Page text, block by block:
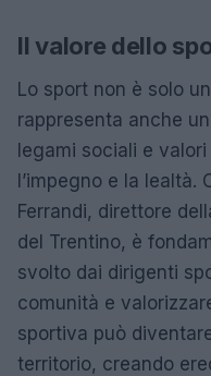
Il valore dello
Lo sport non è solo
rappresenta anche
legami sociali e
l’impegno e la lealtà.
Ferrandi, direttore
del Trentino, è
svolto dai dirigenti
comunità e
sportiva può
territorio, creando